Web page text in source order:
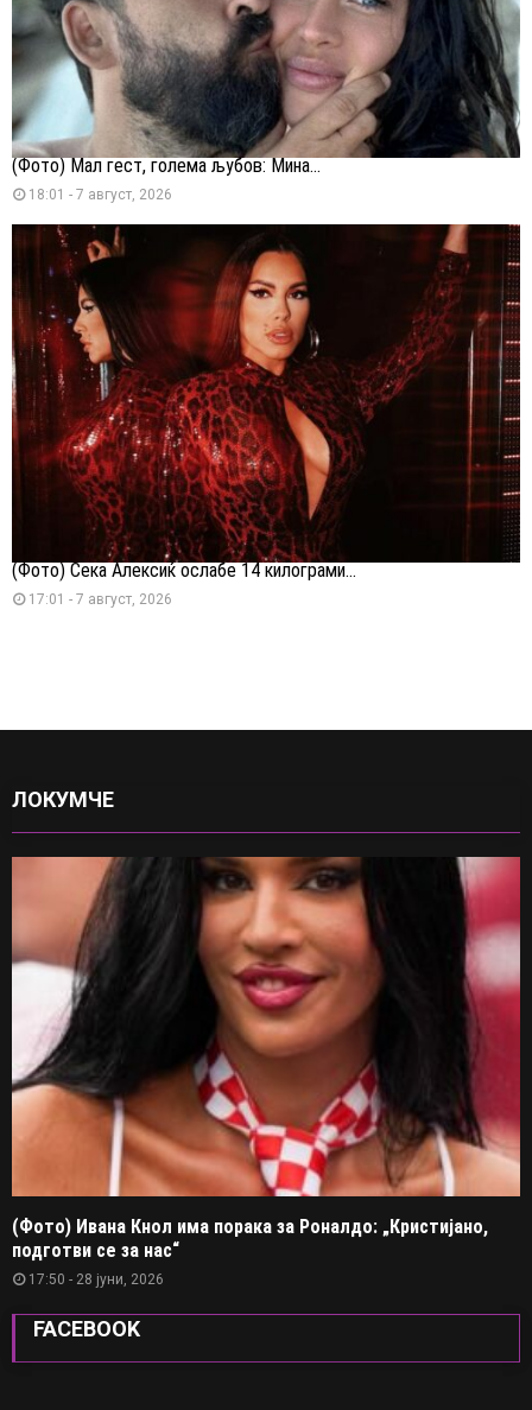
(Фото) Мал гест, голема љубов: Мина...
18:01 - 7 август, 2026
(Фото) Сека Алексиќ ослабе 14 килограми...
17:01 - 7 август, 2026
ЛОКУМЧЕ
(Фото) Ивана Кнол има порака за Роналдо: „Кристијано,
подготви се за нас“
17:50 - 28 јуни, 2026
FACEBOOK